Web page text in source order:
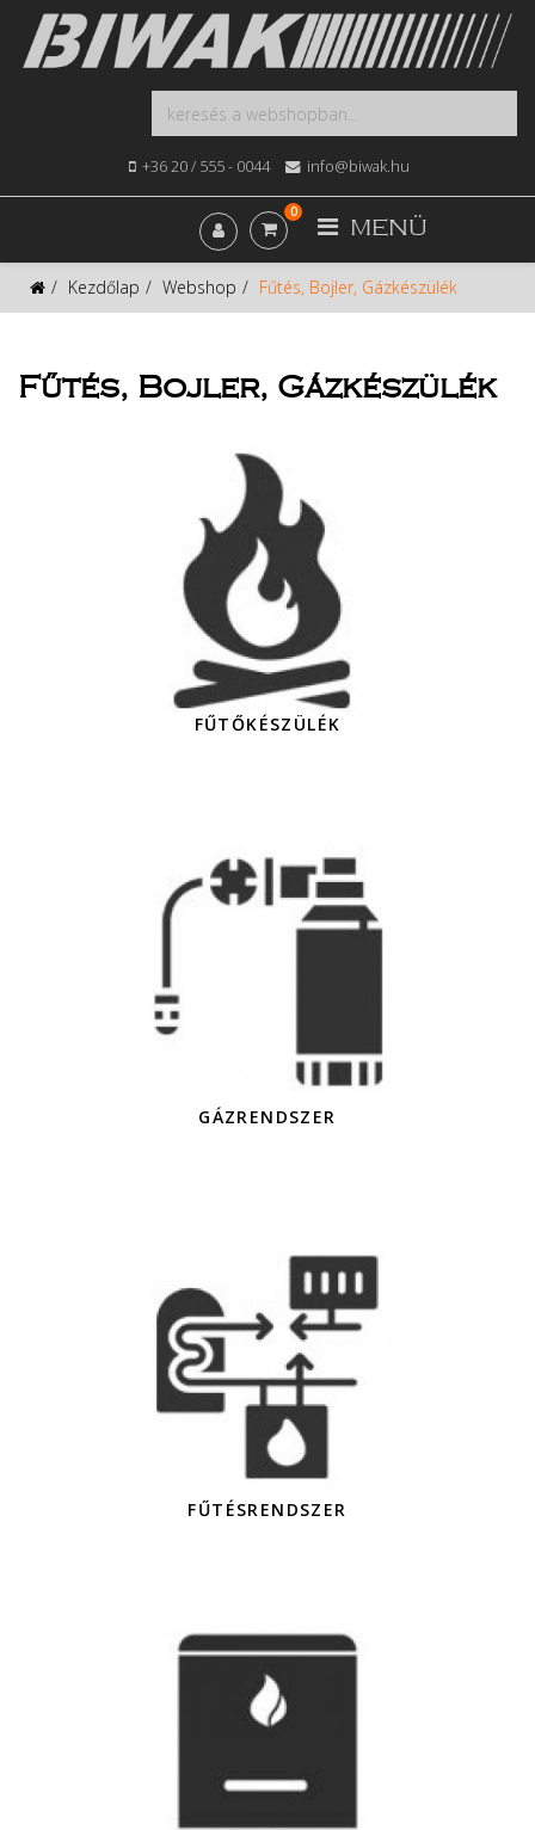
+36 20 / 555 - 0044 info@biwak.hu
MENÜ
0
Kezdőlap Webshop Fűtés, Bojler, Gázkészülék
Fűtés, Bojler, Gázkészülék
FŰTŐKÉSZÜLÉK
GÁZRENDSZER
FŰTÉSRENDSZER